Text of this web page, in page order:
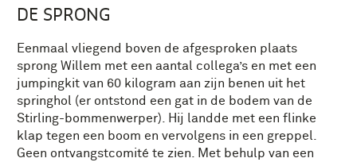
DE SPRONG
Eenmaal vliegend boven de afgesproken plaats
sprong Willem met een aantal collega’s en met een
jumpingkit van 60 kilogram aan zijn benen uit het
springhol (er ontstond een gat in de bodem van de
Stirling-bommenwerper). Hij landde met een flinke
klap tegen een boom en vervolgens in een greppel.
Geen ontvangstcomité te zien. Met behulp van een